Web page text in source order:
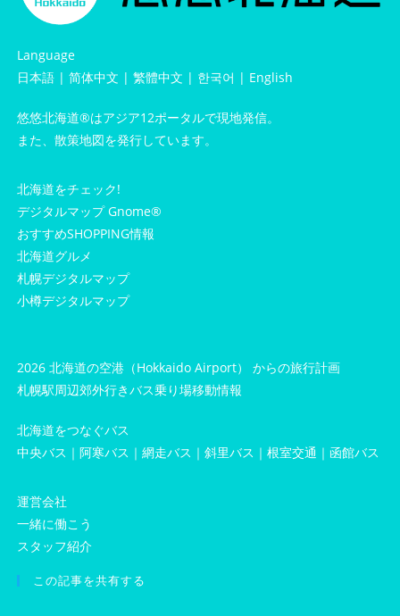
Language
日本語 | 简体中文 | 繁體中文 | 한국어 | English
悠悠北海道®はアジア12ポータルで現地発信。
また、散策地図を発行しています。
北海道をチェック!
デジタルマップ Gnome®
おすすめSHOPPING情報
北海道グルメ
札幌デジタルマップ
小樽デジタルマップ
2026 北海道の空港（Hokkaido Airport） からの旅行計画
札幌駅周辺郊外行きバス乗り場移動情報
北海道をつなぐバス
中央バス ｜ 阿寒バス ｜ 網走バス ｜ 斜里バス ｜ 根室交通 ｜ 函館バス
運営会社
一緒に働こう
スタッフ紹介
この記事を共有する